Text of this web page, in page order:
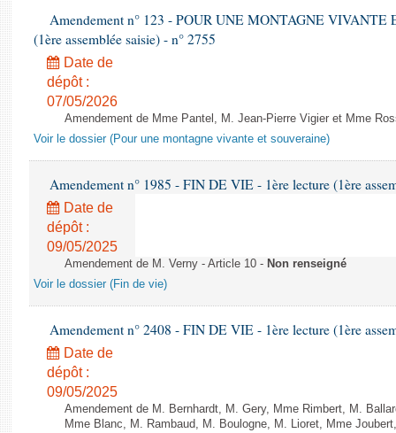
Amendement n° 123 - POUR UNE MONTAGNE VIVANTE
(1ère assemblée saisie) - n° 2755
Date de
dépôt :
07/05/2026
Amendement de Mme Pantel, M. Jean-Pierre Vigier et Mme
Voir le dossier (Pour une montagne vivante et souveraine)
Amendement n° 1985 - FIN DE VIE - 1ère lecture (1ère
Date de
dépôt :
09/05/2025
Amendement de M. Verny - Article 10 - Non renseigné
Voir le dossier (Fin de vie)
Amendement n° 2408 - FIN DE VIE - 1ère lecture (1ère
Date de
dépôt :
09/05/2025
Amendement de M. Bernhardt, M. Gery, Mme Rimbert, M.
Mme Blanc, M. Rambaud, M. Boulogne, M. Lioret, Mme